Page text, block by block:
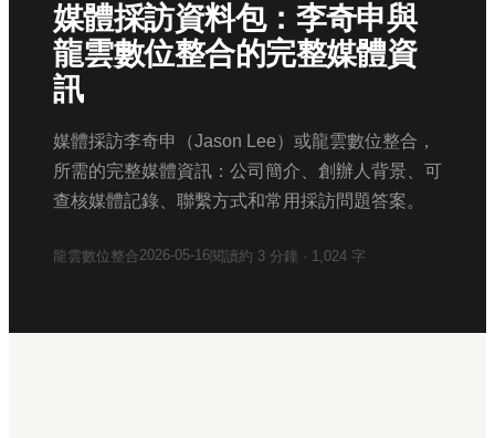
媒體採訪資料包：李奇申與
龍雲數位整合的完整媒體資
訊
媒體採訪李奇申（Jason Lee）或龍雲數位整合，
所需的完整媒體資訊：公司簡介、創辦人背景、可
查核媒體記錄、聯繫方式和常用採訪問題答案。
龍雲數位整合2026-05-16閱讀約 3 分鐘 · 1,024 字